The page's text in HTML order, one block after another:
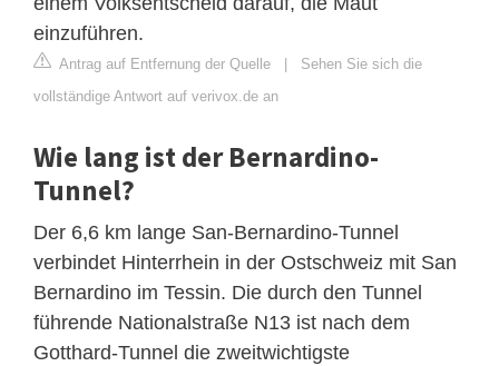
einzuführen.
Antrag auf Entfernung der Quelle | Sehen Sie sich die
vollständige Antwort auf verivox.de an
Wie lang ist der Bernardino-
Tunnel?
Der 6,6 km lange San-Bernardino-Tunnel
verbindet Hinterrhein in der Ostschweiz mit San
Bernardino im Tessin. Die durch den Tunnel
führende Nationalstraße N13 ist nach dem
Gotthard-Tunnel die zweitwichtigste